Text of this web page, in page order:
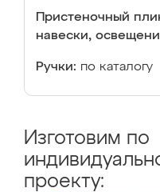
Пристеночный
навески,
Ручки: по каталогу
Изготовим по
проекту: